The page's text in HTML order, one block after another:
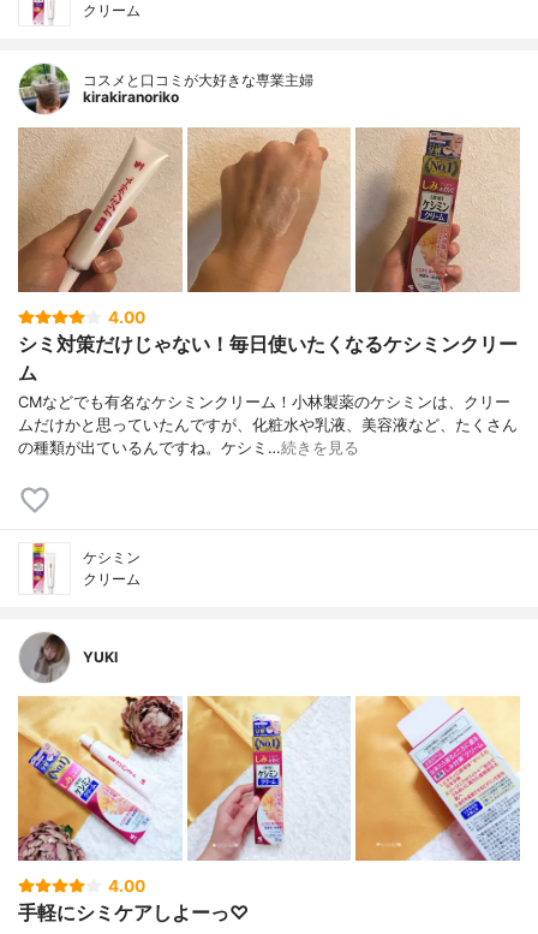
クリーム
コスメと口コミが大好きな専業主婦
kirakiranoriko
4.00
シミ対策だけじゃない！毎日使いたくなるケシミンクリー
ム
CMなどでも有名なケシミンクリーム！小林製薬のケシミンは、クリー
ムだけかと思っていたんですが、化粧水や乳液、美容液など、たくさん
の種類が出ているんですね。ケシミ…続きを見る
ケシミン
クリーム
YUKI
4.00
手軽にシミケアしよーっ♡